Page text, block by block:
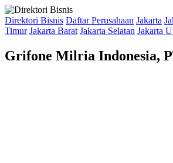
Direktori Bisnis Daftar Perusahaan Jakarta
Timur Jakarta Barat Jakarta Selatan Jakarta
Grifone Milria Indonesia,